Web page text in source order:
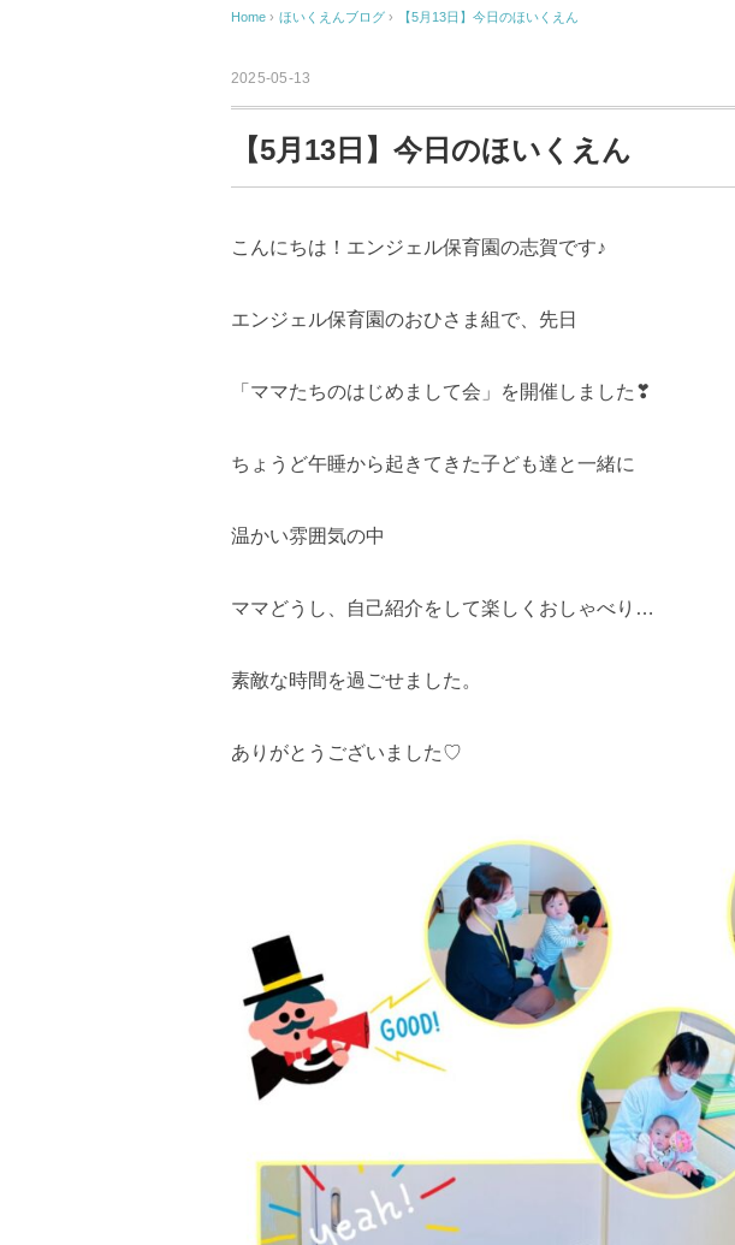
Home › ほいくえんブログ › 【5月13日】今日のほいくえん
2025-05-13
【5月13日】今日のほいくえん
こんにちは！エンジェル保育園の志賀です♪
エンジェル保育園のおひさま組で、先日
「ママたちのはじめまして会」を開催しました❣
ちょうど午睡から起きてきた子ども達と一緒に
温かい雰囲気の中
ママどうし、自己紹介をして楽しくおしゃべり…
素敵な時間を過ごせました。
ありがとうございました♡